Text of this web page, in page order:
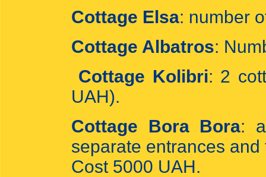
Cottage Elsa: number
Cottage Albatros:
Cottage Kolibri: 2
UAH).
Cottage Bora Bora:
separate entrances
Cost 5000 UAH.